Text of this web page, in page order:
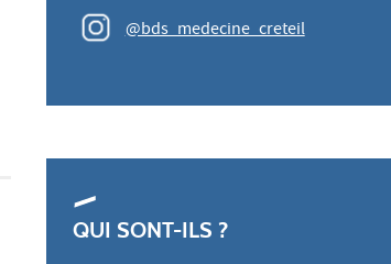
@bds_medecine_creteil
QUI SONT-ILS ?